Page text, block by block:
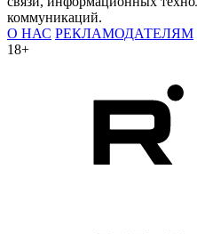
коммуникаций.
О НАС РЕКЛАМОДАТЕЛЯМ
18+